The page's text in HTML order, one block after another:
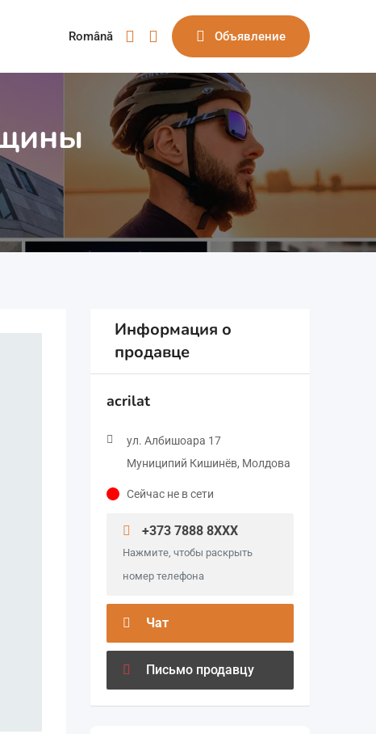
Română Объявление
Информация о
продавце
acrilat
ул. Албишоара 17
Муниципий Кишинёв, Молдова
Сейчас не в сети
+373 7888 8XXX
Нажмите, чтобы раскрыть
номер телефона
Чат
Письмо продавцу